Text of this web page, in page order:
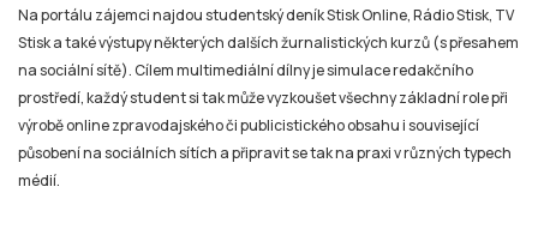
na sociální sítě). Cílem multimediální dílny je simulace redakčního
prostředí, každý student si tak může vyzkoušet všechny základní role při
výrobě online zpravodajského či publicistického obsahu i související
působení na sociálních sítích a připravit se tak na praxi v různých typech
médií.
TIRÁŽ